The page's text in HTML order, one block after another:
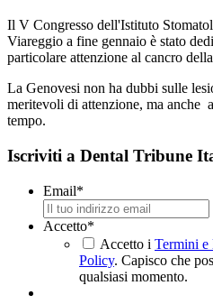
Il V Congresso dell'Istituto
Viareggio a fine gennaio è stato
particolare attenzione al cancro
La Genovesi non ha dubbi sulle
meritevoli di attenzione, ma anche
tempo.
Iscriviti a Dental Tribune
Email*
Accetto*
Accetto i Termini e
Policy. Capisco che
qualsiasi momento.